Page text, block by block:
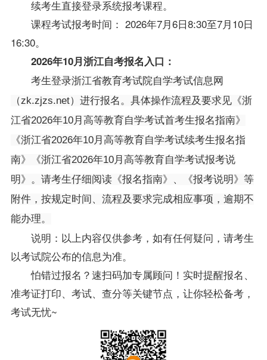
续考生直接登录系统报考课程。
课程考试报考时间： 2026年7月6日8:30至7月10日
16:30。
2026年10月浙江自考报名入口：
考生登录浙江省教育考试院自学考试信息网
（zk.zjzs.net）进行报名。具体操作流程及要求见《浙
江省2026年10月高等教育自学考试首考生报名指南》
《浙江省2026年10月高等教育自学考试续考生报名指
南》《浙江省2026年10月高等教育自学考试报考说
明》。请考生仔细阅读《报名指南》、《报考说明》等
附件，按规定时间、流程及要求完成相应事项，逾期不
能办理。
说明：以上内容仅供参考，如有任何疑问，请考生
以考试院公布的信息为准。
怕错过报名？速扫码加专属顾问！实时提醒报名、
准考证打印、考试、查分等关键节点，让你轻松备考，
考试无忧~